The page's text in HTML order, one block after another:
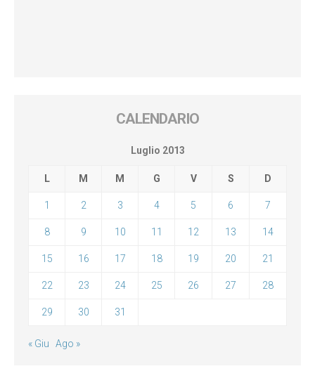
CALENDARIO
Luglio 2013
L M M G V S D
1 2 3 4 5 6 7
8 9 10 11 12 13 14
15 16 17 18 19 20 21
22 23 24 25 26 27 28
29 30 31
« Giu Ago »